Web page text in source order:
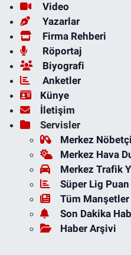
Video
Yazarlar
Firma Rehberi
Röportaj
Biyografi
Anketler
Künye
İletişim
Servisler
Merkez
Merkez Hava
Merkez Trafik
Süper Lig
Tüm Manşetler
Son Dakika
Haber Arşivi